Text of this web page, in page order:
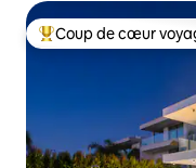
Coups de cœur
Coup de cœur